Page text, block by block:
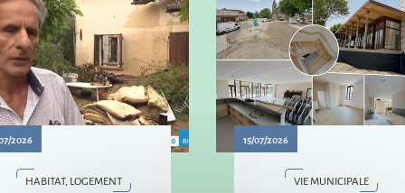
2026
HABITAT, LOGEMENT
15/07/2026
VIE MUNICIPALE